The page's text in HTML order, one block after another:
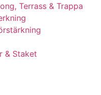
Terrass & Trappa
& Staket